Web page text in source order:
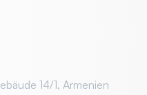
14/1, Armenien